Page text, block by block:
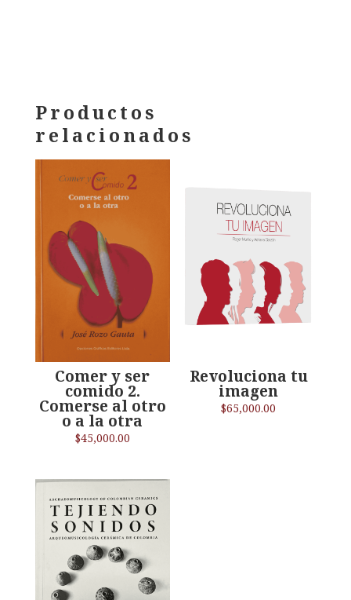
Productos
relacionados
Comer y ser
comido 2.
Comerse al otro
o a la otra
$45,000.00
Revoluciona tu
imagen
$65,000.00